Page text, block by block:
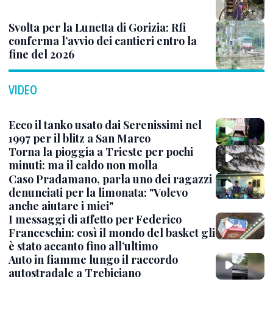
Svolta per la Lunetta di Gorizia: Rfi
conferma l’avvio dei cantieri entro la
fine del 2026
VIDEO
Ecco il tanko usato dai Serenissimi nel
1997 per il blitz a San Marco
Torna la pioggia a Trieste per pochi
minuti: ma il caldo non molla
Caso Pradamano, parla uno dei ragazzi
denunciati per la limonata: "Volevo
anche aiutare i miei"
I messaggi di affetto per Federico
Franceschin: così il mondo del basket gli
è stato accanto fino all’ultimo
Auto in fiamme lungo il raccordo
autostradale a Trebiciano